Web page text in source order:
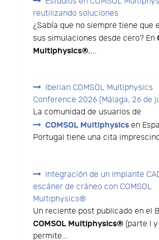
reutilizando soluciones
¿Sabía que no siempre tiene que
sus simulaciones desde cero? En
Multiphysics®,...
Iberian COMSOL Multiphysics
Conference 2026 (Málaga, 26 de
La comunidad de usuarios de
COMSOL Multiphysics en
Portugal tiene una cita
Integración de un Implante
escáner de cráneo con COMSOL
Multiphysics®
Un reciente post publicado en el
COMSOL Multiphysics® (parte I
permite...